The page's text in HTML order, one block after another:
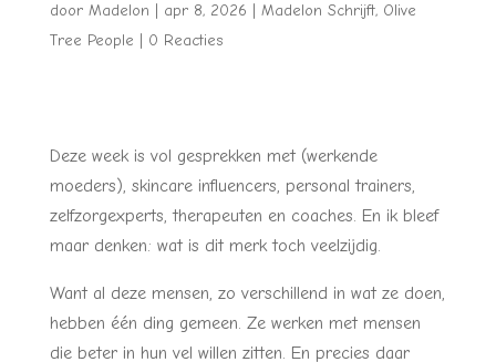
door Madelon apr 8, 2026 Madelon Schrijft, Olive
Tree People
0 Reacties
Deze week is vol gesprekken met (werkende
moeders), skincare influencers, personal trainers,
zelfzorgexperts, therapeuten en coaches. En ik bleef
maar denken: wat is dit merk toch veelzijdig.
Want al deze mensen, zo verschillend in wat ze doen,
hebben één ding gemeen. Ze werken met mensen
die beter in hun vel willen zitten. En precies daar